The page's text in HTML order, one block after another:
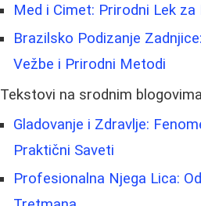
Med i Cimet: Prirodni Lek
Brazilsko Podizanje
Vežbe i Prirodni Metodi
Tekstovi na srodnim blogovima
Gladovanje i Zdravlje:
Praktični Saveti
Profesionalna Njega Lica: